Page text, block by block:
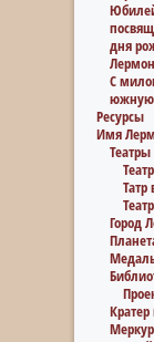
дня
С
южную
Ресурсы
Имя
Татр
Город